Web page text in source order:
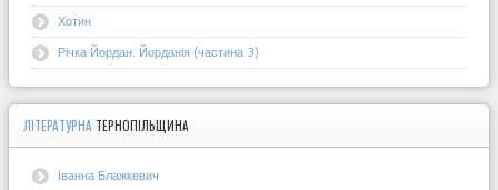
Хотин
Річка Йордан. Йорданія (частина 3)
ЛІТЕРАТУРНА ТЕРНОПІЛЬЩИНА
Іванна Блажкевич